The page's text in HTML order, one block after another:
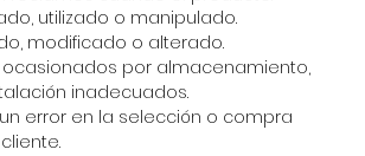
utilizado o manipulado.
modificado o alterado.
ocasionados por almacenamiento,
inadecuados.
error en la selección o compra